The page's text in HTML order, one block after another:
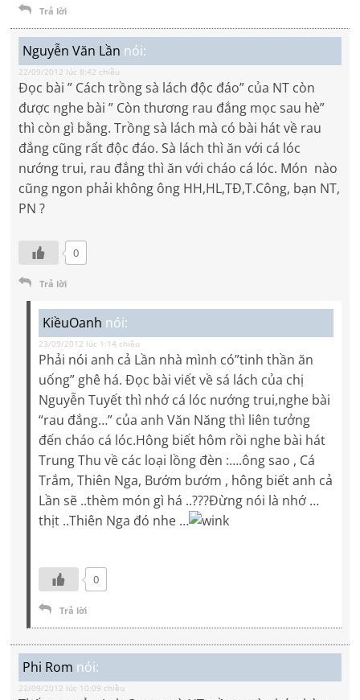
Trả lời
Nguyễn Văn Lần nói:
22/09/2012 lúc 8:42 chiều
Đọc bài ” Cách trồng sà lách độc đáo” của NT còn
được nghe bài ” Còn thương rau đắng mọc sau hè”
thì còn gì bằng. Trồng sà lách mà có bài hát về rau
đắng cũng rất độc đáo. Sà lách thì ăn với cá lóc
nướng trui, rau đắng thì ăn với cháo cá lóc. Món nào
cũng ngon phải không ông HH,HL,TĐ,T.Công, bạn NT,
PN ?
0
Trả lời
KiềuOanh nói:
23/09/2012 lúc 1:14 chiều
Phải nói anh cả Lần nhà mình có”tinh thần ăn
uống” ghê há. Đọc bài viết về sá lách của chị
Nguyễn Tuyết thì nhớ cá lóc nướng trui,nghe bài
“rau đắng…” của anh Văn Năng thì liên tưởng
đến cháo cá lóc.Hông biết hôm rồi nghe bài hát
Trung Thu về các loại lồng đèn :….ông sao , Cá
Trắm, Thiên Nga, Bướm bướm , hông biết anh cả
Lần sẽ ..thèm món gì há ..???Đừng nói là nhớ …
thịt ..Thiên Nga đó nhe …
0
Trả lời
Phi Rom nói:
22/09/2012 lúc 10:09 chiều